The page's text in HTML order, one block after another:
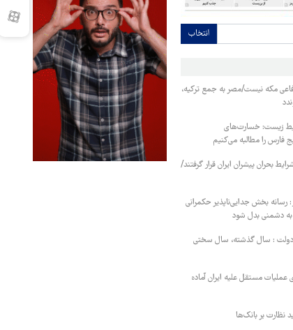
انتخاب
مکه نیست/مصر به جمع ترکیه،
زیست: خسارت‌های
را مطالبه‌ می‌کنیم
بحران پیشران ایران قرار گرفتند/
بخش جدایی‌ناپذیر حکمرانی
به دشمنی بدل شود
دولت : سال گذشته، سال سختی
عملیات مستقل علیه ایران آماده
نظارت بر بانک‌ها